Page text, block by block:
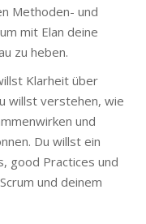
Methoden- und
mit Elan deine
zu heben.
Klarheit über
willst verstehen, wie
und
Du willst ein
good Practices und
und deinem